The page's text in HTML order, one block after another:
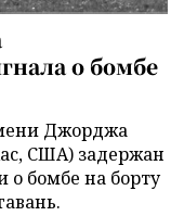
о бомбе
Джорджа
США) задержан
бомбе на борту